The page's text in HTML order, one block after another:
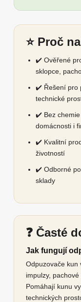
⭐ Proč
✔️ Ověřené
sklopce,
✔️ Řešení pro
technické
✔️ Bez chemie
domácnosti i
✔️ Kvalitní
životností
✔️ Odborné
sklady
❓ Časté
Jak fungují
Odpuzovače kun
impulzy,
Pomáhají kunu
technických